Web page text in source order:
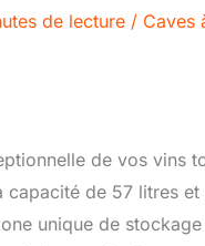
de lecture / Caves
de vos vins
de 57 litres
unique de